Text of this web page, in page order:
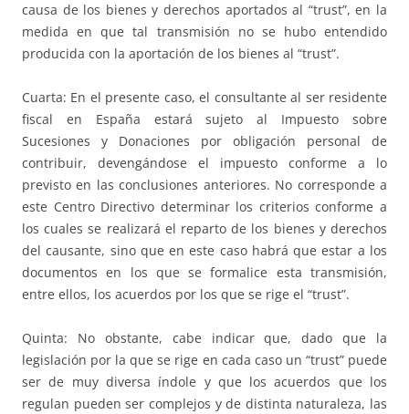
causa de los bienes y derechos aportados al “trust”, en la
medida en que tal transmisión no se hubo entendido
producida con la aportación de los bienes al “trust”.
Cuarta: En el presente caso, el consultante al ser residente
fiscal en España estará sujeto al Impuesto sobre
Sucesiones y Donaciones por obligación personal de
contribuir, devengándose el impuesto conforme a lo
previsto en las conclusiones anteriores. No corresponde a
este Centro Directivo determinar los criterios conforme a
los cuales se realizará el reparto de los bienes y derechos
del causante, sino que en este caso habrá que estar a los
documentos en los que se formalice esta transmisión,
entre ellos, los acuerdos por los que se rige el “trust”.
Quinta: No obstante, cabe indicar que, dado que la
legislación por la que se rige en cada caso un “trust” puede
ser de muy diversa índole y que los acuerdos que los
regulan pueden ser complejos y de distinta naturaleza, las